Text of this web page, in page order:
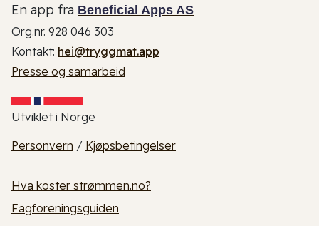
En app fra Beneficial Apps AS
Org.nr. 928 046 303
Kontakt: hei@tryggmat.app
Presse og samarbeid
Utviklet i Norge
Personvern / Kjøpsbetingelser
Hva koster strømmen.no?
Fagforeningsguiden